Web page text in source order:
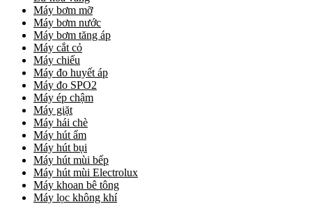
Máy bơm mỡ
Máy bơm nước
Máy bơm tăng áp
Máy cắt cỏ
Máy chiếu
Máy đo huyết áp
Máy đo SPO2
Máy ép chậm
Máy giặt
Máy hái chè
Máy hút ẩm
Máy hút bụi
Máy hút mùi bếp
Máy hút mùi Electrolux
Máy khoan bê tông
Máy lọc không khí